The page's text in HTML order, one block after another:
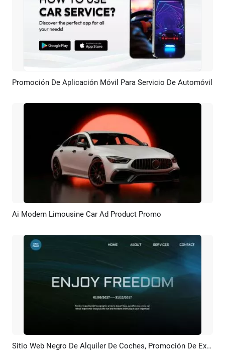
Previsualizar Crear IA
Promoción De Aplicación Móvil Para Servicio De Automóvil
Previsualizar Crear IA
Ai Modern Limousine Car Ad Product Promo
Previsualizar Crear IA Sitio Web Negro De Alquiler De Coches, Promoción De Exhibición De Coches